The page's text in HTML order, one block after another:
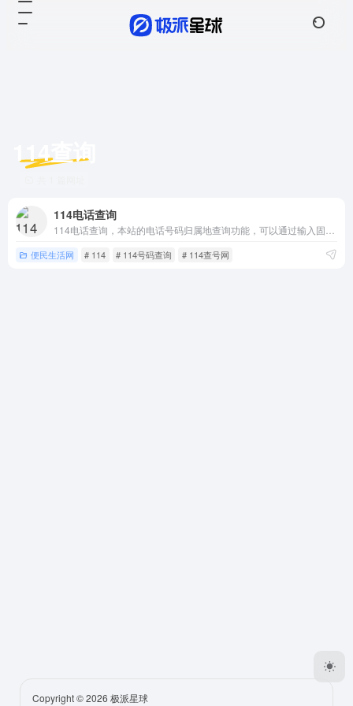
114查询
114电话查询
便民生活网 # 114 # 114号码查询 # 114查号网
Copyright © 2026 极派星球